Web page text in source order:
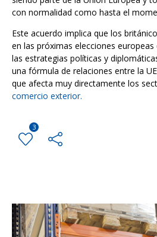
con normalidad como hasta el
Este acuerdo implica que los
en las próximas elecciones
las estrategias políticas y
una fórmula de relaciones entre la
que afecta muy directamente los
comercio exterior.
3